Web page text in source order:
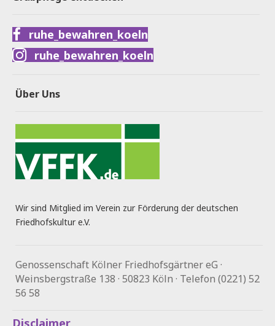
ruhe_bewahren_koeln
ruhe_bewahren_koeln
Über Uns
Wir sind Mitglied im Verein zur Förderung der deutschen
Friedhofskultur e.V.
Genossenschaft Kölner Friedhofsgärtner eG ·
Weinsbergstraße 138 · 50823 Köln · Telefon (0221) 52
56 58